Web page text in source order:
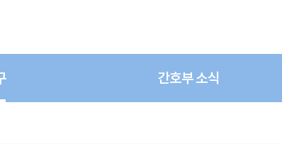
간호부 소식